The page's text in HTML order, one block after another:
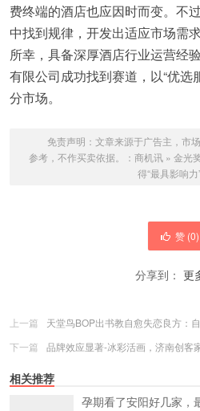
费终端的酒店也应因时而变。不
中找到规律，开发出适应市场需
所幸，具备深厚酒店行业运营经
有限公司成功找到赛道，以“优选
分市场。
免责声明：文章来源于广告主，市
参考，不作买卖依据。： 商机讯 » 金光
得“最具影响力
赞 (0)
分享到： 更
上一篇
天堂鸟BOP出书教自愈失恋良方：
下一篇
品牌效应显著-冰彩活画，济南创客
相关推荐
孕期看了安阳好几家，